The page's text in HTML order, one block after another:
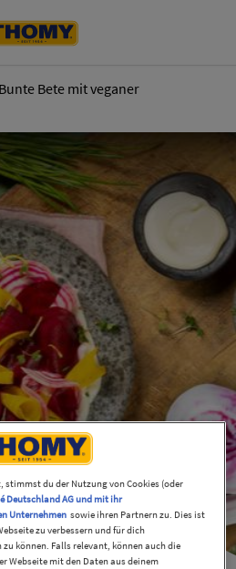
Bunte Bete mit veganer
stimmst du der Nutzung von Cookies (oder
Deutschland AG und mit ihr
Unternehmen sowie ihren Partnern zu. Dies ist
zu verbessern und für dich
können. Falls relevant, können auch die
Webseite mit den Daten aus deinem